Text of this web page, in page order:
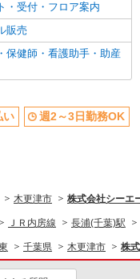
ワークOK
・受付・フロア案内
販売
保健師・看護助手・助産
い
週2～3日勤務OK
木更津市 株式会社シーエ
ＪＲ内房線 長浦(千葉)駅
千葉県 木更津市 株